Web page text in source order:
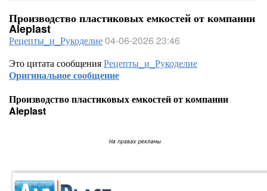
Производство пластиковых емкостей от компании
Aleplast
Рецепты_и_Рукоделие04-06-2026 23:46
Это цитата сообщенияРецепты_и_Рукоделие
Оригинальное сообщение
Производство пластиковых емкостей от компании
Aleplast